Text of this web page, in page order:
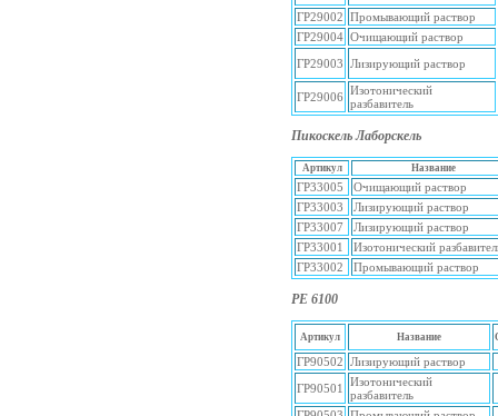
ГР29002 Промывающий раствор
ГР29004 Очищающий раствор
ГР29003 Лизирующий раствор
ГР29006 Изотонический
разбавитель
Пикоскель Лаборскель
Артикул Название
ГР33005
Очищающий раствор
ГР33003
Лизирующий раствор
ГР33007
Лизирующий раствор
ГР33001
Изотонический
ГР33002
Промывающий раствор
РЕ 6100
Артикул Название
ГР90502 Лизирующий раствор
ГР90501 Изотонический
разбавитель